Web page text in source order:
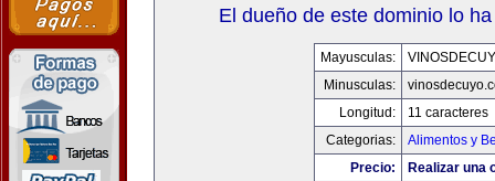
El dueño de este dominio lo
Mayusculas:
Minusculas:
Longitud:
11 caracteres
Categorias:
Alimentos y
Precio:
Realizar una